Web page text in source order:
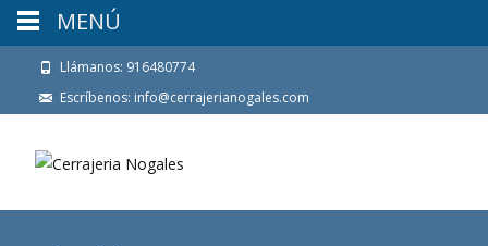
Llámanos: 916480774
Escríbenos: info@cerrajerianogales.com
MENÚ